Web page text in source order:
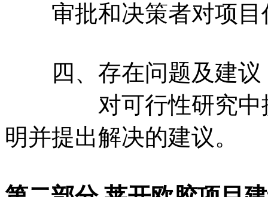
审批和决策者对项目
四、存在问题及建议
对可行性研究中提
明并提出解决的建议。